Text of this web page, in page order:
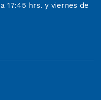
17:45 hrs. y viernes de